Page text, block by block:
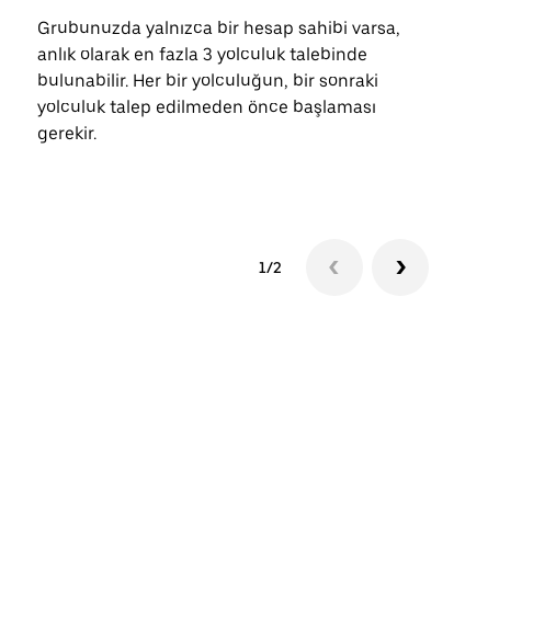
Grubunuzda yalnızca bir hesap sahibi varsa,
anlık olarak en fazla 3 yolculuk talebinde
bulunabilir. Her bir yolculuğun, bir sonraki
yolculuk talep edilmeden önce başlaması
gerekir.
1/2